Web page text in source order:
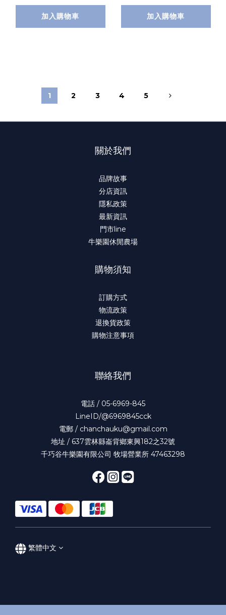
加入購物車 加入購物車
1 2 3 4 5
關於我們
品牌故事
分店資訊
隱私政策
最新資訊
門市line
牛樂園休閒農場
購物須知
訂購方式
物流政策
退換貨政策
購物注意事項
聯絡我們
電話 / 05-6969-845
LineID/@6969845cck
電郵 / chanchauku@gmail.com
地址 / 637雲林縣崙背鄉東興182之32號
千巧谷牛樂園有限公司 牧場營業所 47463298
繁體中文